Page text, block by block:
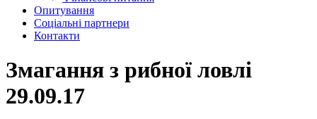
Опитування
Соціальні партнери
Контакти
Змагання з рибної ловлі
29.09.17